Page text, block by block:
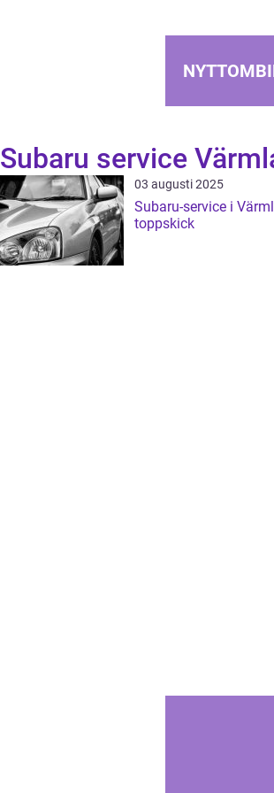
Subaru service
03 augusti 2025
Subaru-service i
toppskick